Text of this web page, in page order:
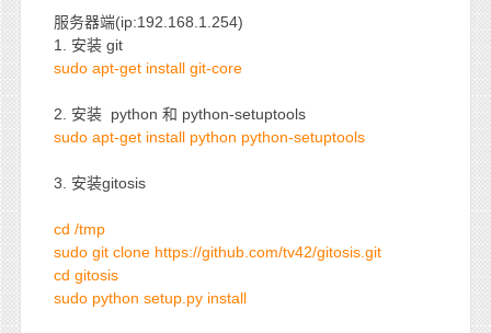
服务器端(ip:192.168.1.254)
1. 安装 git
sudo apt-get install git-core
2. 安装 python 和 python-setuptools
sudo apt-get install python python-setuptools
3. 安装gitosis
cd /tmp
sudo git clone https://github.com/tv42/gitosis.git
cd gitosis
sudo python setup.py install